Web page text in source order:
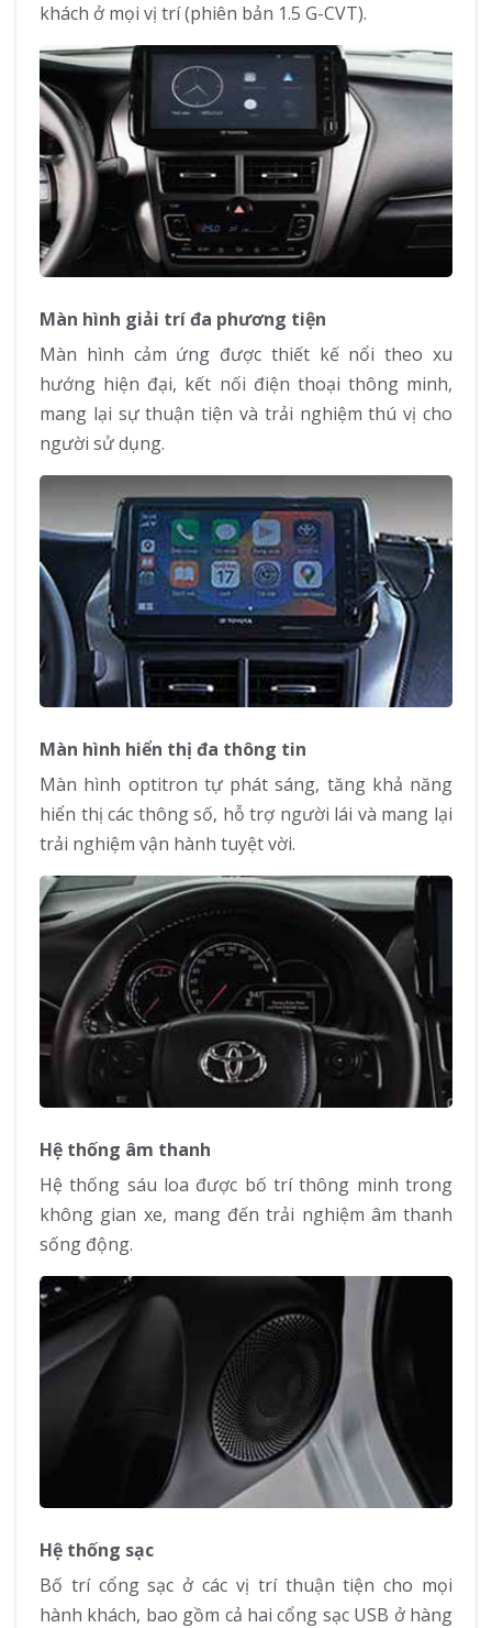
khách ở mọi vị trí (phiên bản 1.5 G-CVT).
Màn hình giải trí đa phương tiện
Màn hình cảm ứng được thiết kế nổi theo xu
hướng hiện đại, kết nối điện thoại thông minh,
mang lại sự thuận tiện và trải nghiệm thú vị cho
người sử dụng.
Màn hình hiển thị đa thông tin
Màn hình optitron tự phát sáng, tăng khả năng
hiển thị các thông số, hỗ trợ người lái và mang lại
trải nghiệm vận hành tuyệt vời.
Hệ thống âm thanh
Hệ thống sáu loa được bố trí thông minh trong
không gian xe, mang đến trải nghiệm âm thanh
sống động.
Hệ thống sạc
Bố trí cổng sạc ở các vị trí thuận tiện cho mọi
hành khách, bao gồm cả hai cổng sạc USB ở hàng